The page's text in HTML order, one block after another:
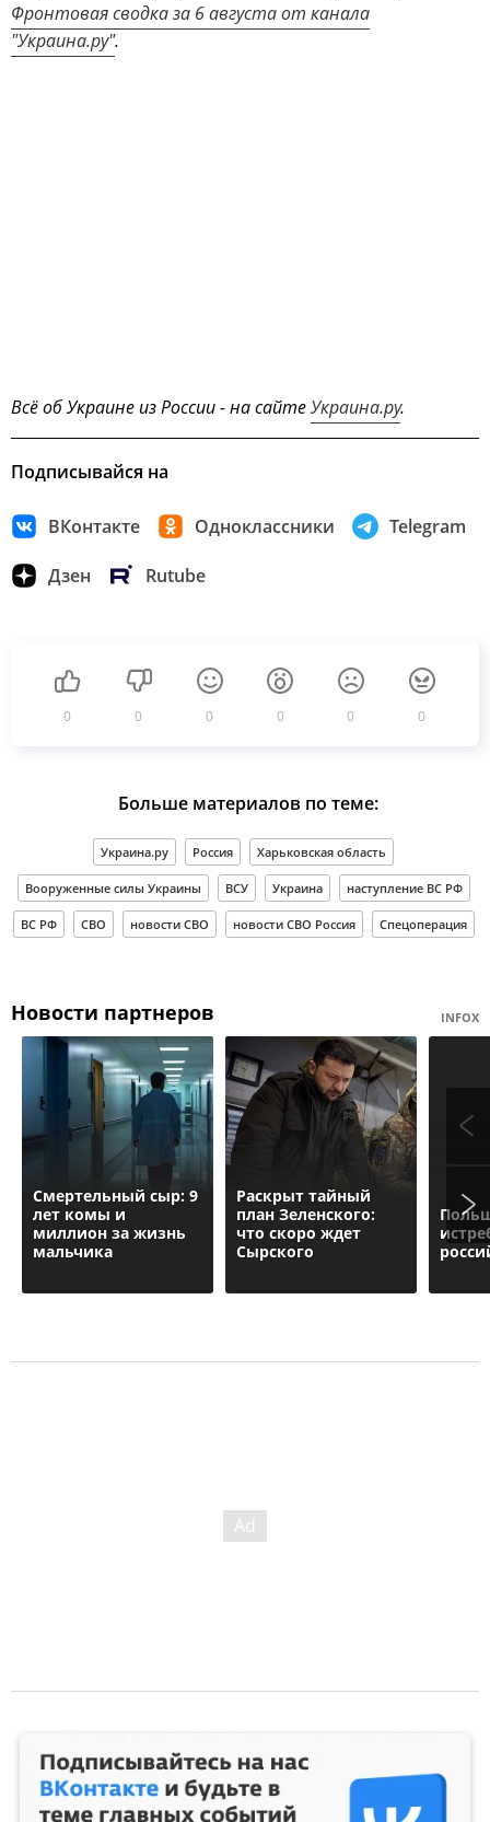
Фронтовая сводка за 6 августа от канала
"Украина.ру".
Всё об Украине из России - на сайтеУкраина.ру.
Подписывайся на
ВКонтакте Одноклассники Telegram
Дзен Rutube
0 0 0 0 0 0
Больше материалов по теме:
Украина.ру Россия Харьковская область
Вооруженные силы Украины ВСУ Украина наступление ВС РФ
ВС РФ СВО новости СВО новости СВО Россия Спецоперация
Новости партнеров INFOX
Смертельный сыр: 9
лет комы и
миллион за жизнь
мальчика
Раскрыт тайный
план Зеленского:
что скоро ждет
Сырского